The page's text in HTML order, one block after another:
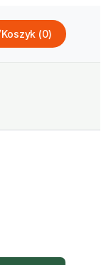
Koszyk (0)